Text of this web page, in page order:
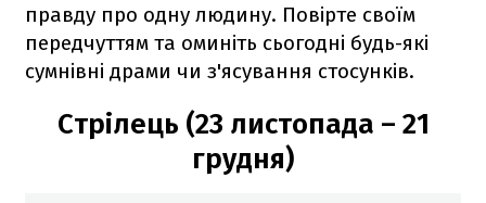
правду про одну людину. Повірте своїм
передчуттям та оминіть сьогодні будь-які
сумнівні драми чи з'ясування стосунків.
Стрілець (23 листопада – 21
грудня)